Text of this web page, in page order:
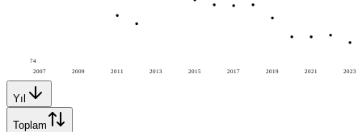
2007 2009 2011 2013 2015 2017 2019 2021 2023
74
Yıl
Toplam